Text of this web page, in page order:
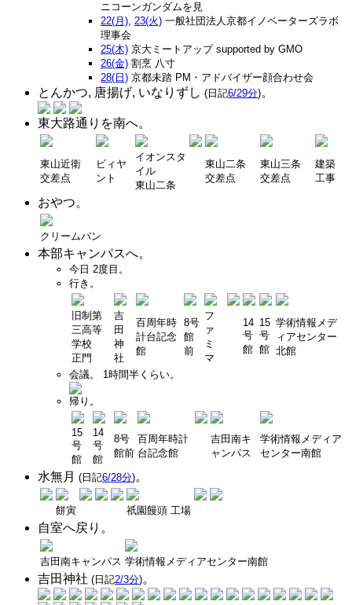
ニコーンガンダムを見
22(月), 23(火) 一般社団法人京都イノベーターズラボ
理事会
25(木) 京大ミートアップ supported by GMO
26(金) 割烹 八寸
28(日) 京都未踏 PM・アドバイザー顔合わせ会
とんかつ, 唐揚げ, いなりずし (日記6/29分)。
東大路通りを南へ。
東山近衛
交差点
ビィヤ
ント
イオンスタ
イル
東山二条
東山二条
交差点
東山三条
交差点
建築
工事
おやつ。
クリームパン
本部キャンパスへ。
今日 2度目。
行き。
旧制第
三高等
学校
正門
吉
田
神
社
百周年時
計台記念
館
8号
館
前
フ
ァ
ミ
マ
14
号
館
15
号
館
学術情報メデ
ィアセンター
北館
会議。 1時間半くらい。
帰り。
15
号
館
14
号
館
8号
館前
百周年時計
台記念館
吉田南キ
ャンパス
学術情報メディア
センター南館
水無月 (日記6/28分)。
餅寅 祇園饅頭 工場
自室へ戻り。
吉田南キャンパス 学術情報メディアセンター南館
吉田神社 (日記2/3分)。